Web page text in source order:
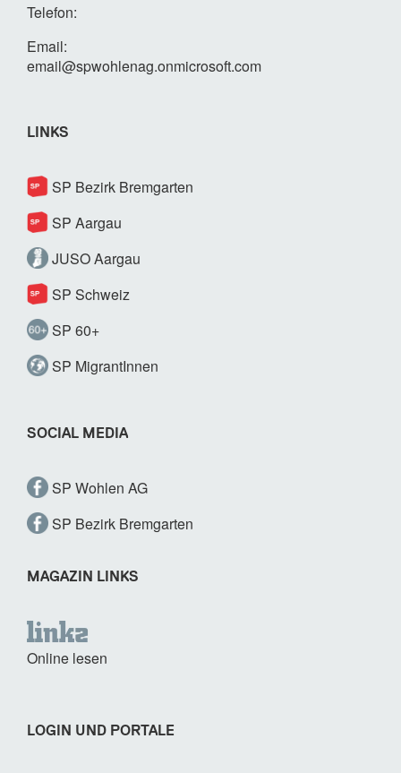
Telefon:
Email:
email@spwohlenag.onmicrosoft.com
LINKS
SP Bezirk Bremgarten
SP Aargau
JUSO Aargau
SP Schweiz
SP 60+
SP MigrantInnen
SOCIAL MEDIA
SP Wohlen AG
SP Bezirk Bremgarten
MAGAZIN LINKS
Online lesen
LOGIN UND PORTALE